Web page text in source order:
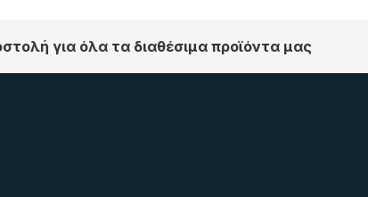
για όλα τα διαθέσιμα προϊόντα μας